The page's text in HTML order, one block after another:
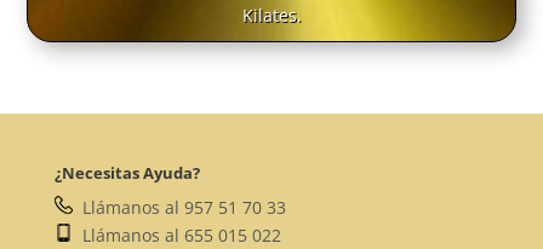
Kilates.
¿Necesitas Ayuda?
Llámanos al 957 51 70 33
Llámanos al 655 015 022